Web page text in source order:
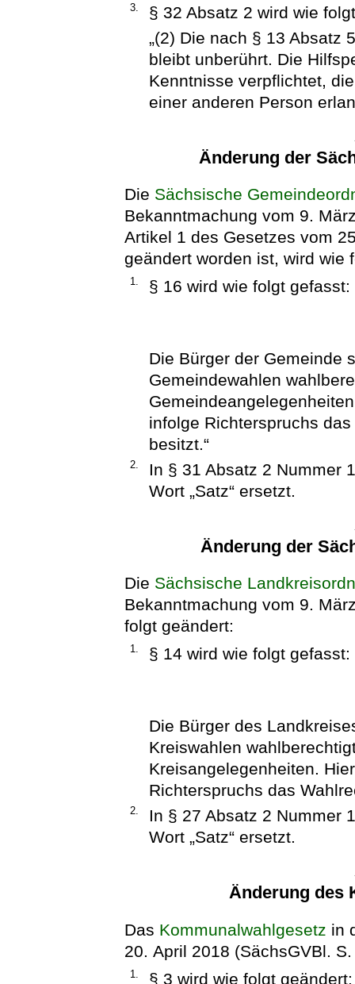
3.
§ 32 Absatz 2 wird wie
„(2) Die nach § 13 Absatz
bleibt unberührt. Die
Kenntnisse verpflichtet,
einer anderen Person
Änderung der
Die Sächsische
Bekanntmachung vom 9.
Artikel 1 des Gesetzes vom
geändert worden ist, wird wie
1. § 16 wird wie folgt gefasst:
Die Bürger der Gemeinde
Gemeindewahlen
infolge Richterspruchs
besitzt.“
2.
In § 31 Absatz 2 Nummer
Wort „Satz“ ersetzt.
Änderung der
Die Sächsische
Bekanntmachung vom 9.
folgt geändert:
1. § 14 wird wie folgt gefasst:
Die Bürger des
Kreiswahlen
Kreisangelegenheiten.
Richterspruchs das
2.
In § 27 Absatz 2 Nummer
Wort „Satz“ ersetzt.
Änderung des
Das Kommunalwahlgesetz in
20. April 2018 (SächsGVBl.
1. § 3 wird wie folgt geändert: